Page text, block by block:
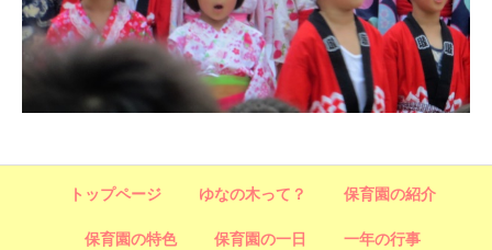
トップページ ゆなの木って？ 保育園の紹介
保育園の特色 保育園の一日 一年の行事